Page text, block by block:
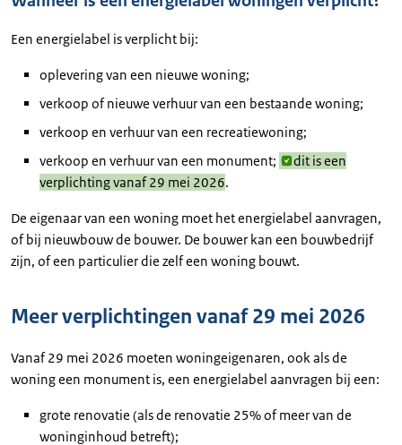
Een energielabel is verplicht bij:
oplevering van een nieuwe woning;
verkoop of nieuwe verhuur van een bestaande woning;
verkoop en verhuur van een recreatiewoning;
verkoop en verhuur van een monument;
dit is een
verplichting vanaf 29 mei 2026.
De eigenaar van een woning moet het energielabel aanvragen,
of bij nieuwbouw de bouwer. De bouwer kan een bouwbedrijf
zijn, of een particulier die zelf een woning bouwt.
Meer verplichtingen vanaf 29 mei 2026
Vanaf 29 mei 2026 moeten woningeigenaren, ook als de
woning een monument is, een energielabel aanvragen bij een:
grote renovatie (als de renovatie 25% of meer van de
woninginhoud betreft);